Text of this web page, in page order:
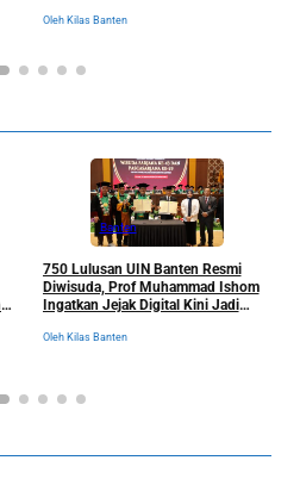
Oleh Kilas Banten
Banten
750 Lulusan UIN Banten Resmi
Diwisuda, Prof Muhammad Ishom
Ingatkan Jejak Digital Kini Jadi
Oleh Kilas Banten